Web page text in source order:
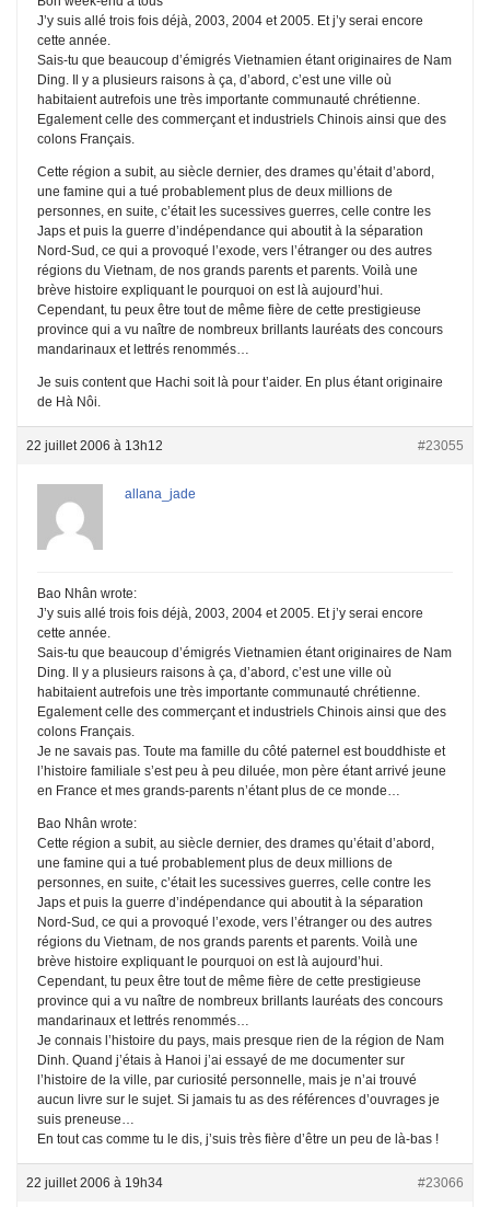
J’y suis allé trois fois déjà, 2003, 2004 et 2005. Et j’y serai encore
cette année.
Sais-tu que beaucoup d’émigrés Vietnamien étant originaires de Nam
Ding. Il y a plusieurs raisons à ça, d’abord, c’est une ville où
habitaient autrefois une très importante communauté chrétienne.
Egalement celle des commerçant et industriels Chinois ainsi que des
colons Français.
Cette région a subit, au siècle dernier, des drames qu’était d’abord,
une famine qui a tué probablement plus de deux millions de
personnes, en suite, c’était les sucessives guerres, celle contre les
Japs et puis la guerre d’indépendance qui aboutit à la séparation
Nord-Sud, ce qui a provoqué l’exode, vers l’étranger ou des autres
régions du Vietnam, de nos grands parents et parents. Voilà une
brève histoire expliquant le pourquoi on est là aujourd’hui.
Cependant, tu peux être tout de même fière de cette prestigieuse
province qui a vu naître de nombreux brillants lauréats des concours
mandarinaux et lettrés renommés…
Je suis content que Hachi soit là pour t’aider. En plus étant originaire
de Hà Nôi.
22 juillet 2006 à 13h12 #23055
allana_jade
Bao Nhân wrote:
J’y suis allé trois fois déjà, 2003, 2004 et 2005. Et j’y serai encore
cette année.
Sais-tu que beaucoup d’émigrés Vietnamien étant originaires de Nam
Ding. Il y a plusieurs raisons à ça, d’abord, c’est une ville où
habitaient autrefois une très importante communauté chrétienne.
Egalement celle des commerçant et industriels Chinois ainsi que des
colons Français.
Je ne savais pas. Toute ma famille du côté paternel est bouddhiste et
l’histoire familiale s’est peu à peu diluée, mon père étant arrivé jeune
en France et mes grands-parents n’étant plus de ce monde…
Bao Nhân wrote:
Cette région a subit, au siècle dernier, des drames qu’était d’abord,
une famine qui a tué probablement plus de deux millions de
personnes, en suite, c’était les sucessives guerres, celle contre les
Japs et puis la guerre d’indépendance qui aboutit à la séparation
Nord-Sud, ce qui a provoqué l’exode, vers l’étranger ou des autres
régions du Vietnam, de nos grands parents et parents. Voilà une
brève histoire expliquant le pourquoi on est là aujourd’hui.
Cependant, tu peux être tout de même fière de cette prestigieuse
province qui a vu naître de nombreux brillants lauréats des concours
mandarinaux et lettrés renommés…
Je connais l’histoire du pays, mais presque rien de la région de Nam
Dinh. Quand j’étais à Hanoi j’ai essayé de me documenter sur
l’histoire de la ville, par curiosité personnelle, mais je n’ai trouvé
aucun livre sur le sujet. Si jamais tu as des références d’ouvrages je
suis preneuse…
En tout cas comme tu le dis, j’suis très fière d’être un peu de là-bas !
22 juillet 2006 à 19h34 #23066